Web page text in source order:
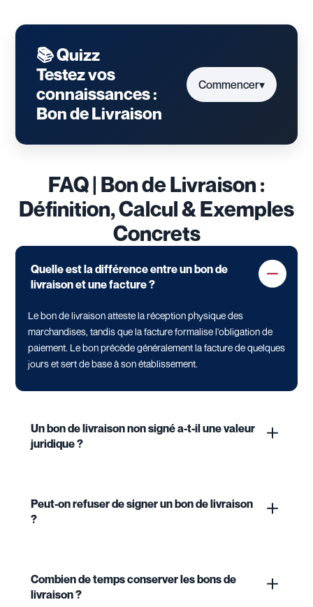
📚 Quizz
Testez vos
connaissances :
Bon de Livraison
Commencer▾
FAQ | Bon de Livraison :
Définition, Calcul & Exemples
Concrets
Quelle est la différence entre un bon de
livraison et une facture ?
Le bon de livraison atteste la réception physique des
marchandises, tandis que la facture formalise l'obligation de
paiement. Le bon précède généralement la facture de quelques
jours et sert de base à son établissement.
Un bon de livraison non signé a-t-il une valeur
juridique ?
Peut-on refuser de signer un bon de livraison
?
Combien de temps conserver les bons de
livraison ?